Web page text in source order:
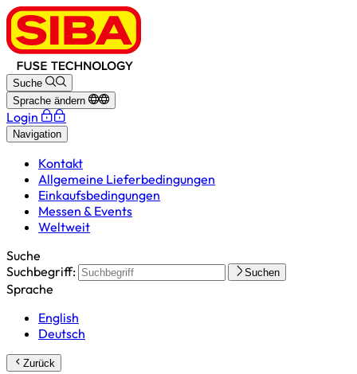
Suche
Sprache ändern
Login
Navigation
Kontakt
Allgemeine Lieferbedingungen
Einkaufsbedingungen
Messen & Events
Weltweit
Suche
Suchbegriff:
Suchen
Sprache
English
Deutsch
Zurück